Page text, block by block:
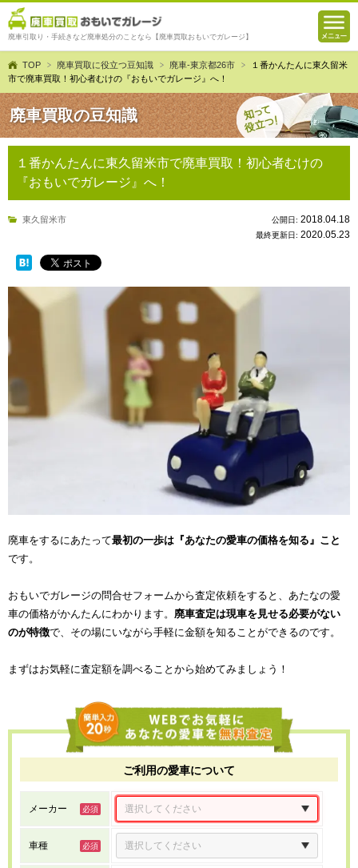
廃車引取り・手続きなど廃車処分のことなら【廃車買取おもいでガレージ】
TOP 廃車買取に役立つ豆知識 廃車-東京都26市
１番かんたんに東久留米
市で廃車買取！初心者むけの『おもいでガレージ』へ！
廃車買取の豆知識
１番かんたんに東久留米市で廃車買取！初心者むけの
『おもいでガレージ』へ！
東久留米市 公開日: 2018.04.18
最終更新日: 2020.05.23
廃車をするにあたって最初の一歩は『あなたの愛車の価格を知る』こと
です。
おもいでガレージの問合せフォームから査定依頼をすると、あたなの愛
車の価格がかんたんにわかります。 廃車査定は現車を見せる必要がない
のが特徴で、その場にいながら手軽に金額を知ることができるのです。
まずはお気軽に査定額を調べることから始めてみましょう！
ご利用の愛車について
メーカー
車種